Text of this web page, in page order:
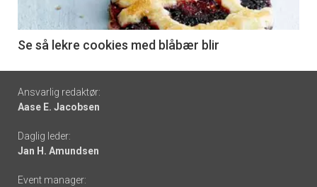
6
Se så lekre cookies med blåbær blir
Footer
-
links
Ansvarlig redaktør:
Aase E. Jacobsen
Daglig leder:
Jan H. Amundsen
Event manager: